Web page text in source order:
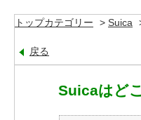
トップカテゴリー > Suica
戻る
Suicaはど